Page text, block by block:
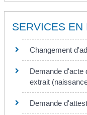
SERVICES EN
Changement
Demande d'acte
extrait
Demande